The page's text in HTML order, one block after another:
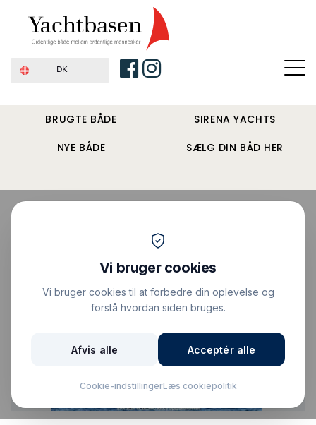
DK
BRUGTE BÅDE
NYE BÅDE
SIRENA YACHTS
SÆLG DIN BÅD HER
Vis alle billeder